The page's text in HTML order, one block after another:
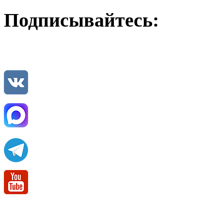
Подписывайтесь: